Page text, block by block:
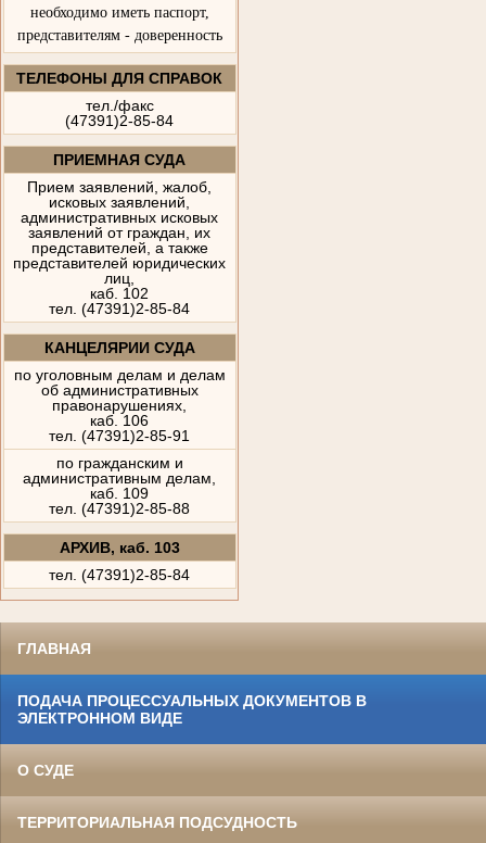
необходимо иметь паспорт,
представителям - доверенность
ТЕЛЕФОНЫ ДЛЯ СПРАВОК
тел./факс
(47391)2-85-84
ПРИЕМНАЯ СУДА
Прием заявлений, жалоб,
исковых заявлений,
административных исковых
заявлений от граждан, их
представителей, а также
представителей юридических
лиц,
каб. 102
тел. (47391)2-85-84
КАНЦЕЛЯРИИ СУДА
по уголовным делам и делам
об административных
правонарушениях,
каб. 106
тел. (47391)2-85-91
по гражданским и
административным делам,
каб. 109
тел. (47391)2-85-88
АРХИВ, каб. 103
тел. (47391)2-85-84
ГЛАВНАЯ
ПОДАЧА ПРОЦЕССУАЛЬНЫХ ДОКУМЕНТОВ В
ЭЛЕКТРОННОМ ВИДЕ
О СУДЕ
ТЕРРИТОРИАЛЬНАЯ ПОДСУДНОСТЬ